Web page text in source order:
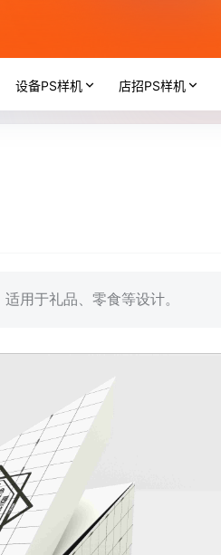
设备PS样机 店招PS样机
用于礼品、零食等设计。